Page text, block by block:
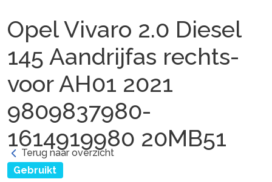
Opel Vivaro 2.0 Diesel
145 Aandrijfas rechts-
voor AH01 2021
9809837980-
1614919980 20MB51
Gebruikt
Terug naar overzicht